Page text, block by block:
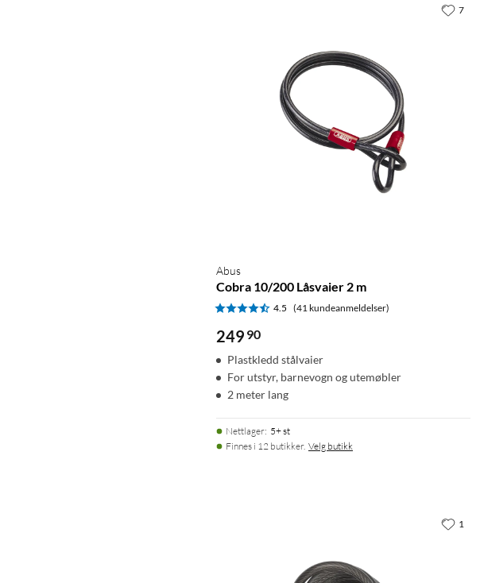
Abus
Cobra 10/200 Låsvaier 2 m
4.5 (41 kundeanmeldelser)
249 90
Plastkledd stålvaier
For utstyr, barnevogn og utemøbler
2 meter lang
Nettlager: 5+ st
Finnes i 12 butikker. Velg butikk
7
1